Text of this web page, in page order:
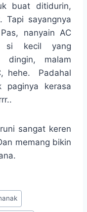
buat ditidurin,
Tapi sayangnya
nanyain AC
si kecil yang
dingin, malam
hehe. Padahal
paginya kerasa
sangat keren
memang bikin